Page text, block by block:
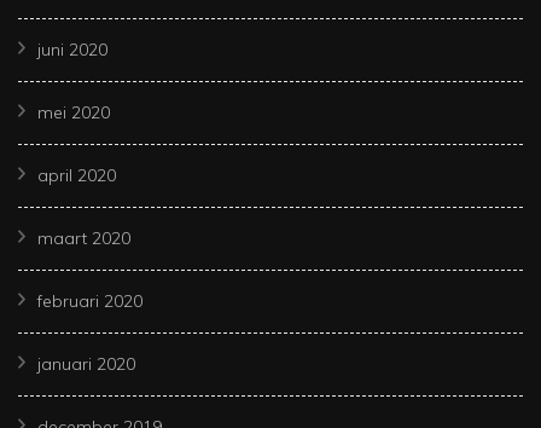
juni 2020
mei 2020
april 2020
maart 2020
februari 2020
januari 2020